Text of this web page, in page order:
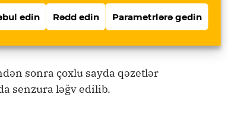
edin Rədd edin Parametrlərə gedin
etməsi ilə mətbuat orqanları
sonra çoxlu sayda qəzetlər
senzura ləğv edilib.